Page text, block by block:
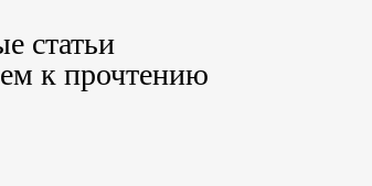
статьи
к прочтению